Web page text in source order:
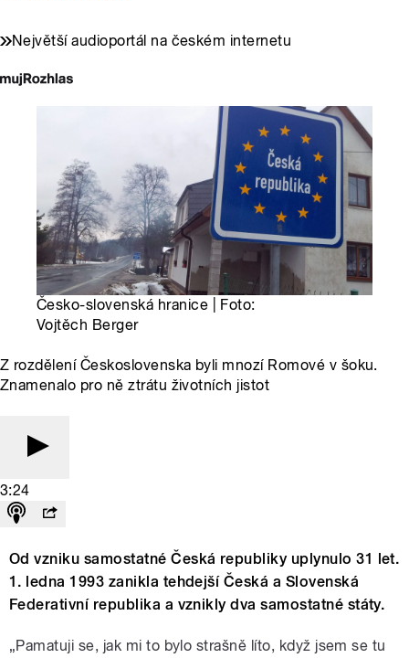
Největší audioportál na českém internetu
Česko-slovenská hranice | Foto:
Vojtěch Berger
Z rozdělení Československa byli mnozí Romové v šoku.
Znamenalo pro ně ztrátu životních jistot
3:24
Od vzniku samostatné Česká republiky uplynulo 31 let.
1. ledna 1993 zanikla tehdejší Česká a Slovenská
Federativní republika a vznikly dva samostatné státy.
„Pamatuji se, jak mi to bylo strašně líto, když jsem se tu